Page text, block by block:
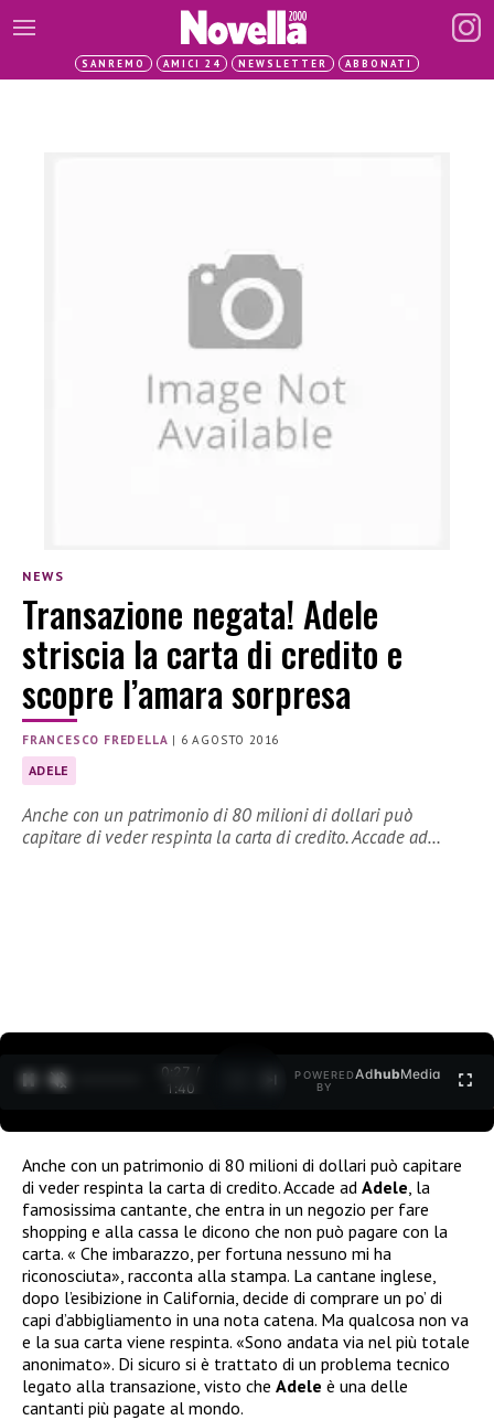
SANREMO AMICI 24 NEWSLETTER ABBONATI
NEWS
Transazione negata! Adele
striscia la carta di credito e
scopre l’amara sorpresa
FRANCESCO FREDELLA | 6 AGOSTO 2016
ADELE
Anche con un patrimonio di 80 milioni di dollari può
capitare di veder respinta la carta di credito. Accade ad…
0:27 /
1:40
POWERED
BY
AdhubMedia
Anche con un patrimonio di 80 milioni di dollari può capitare
di veder respinta la carta di credito. Accade ad Adele , la
famosissima cantante, che entra in un negozio per fare
shopping e alla cassa le dicono che non può pagare con la
carta. « Che imbarazzo, per fortuna nessuno mi ha
riconosciuta», racconta alla stampa. La cantane inglese,
dopo l’esibizione in California, decide di comprare un po’ di
capi d’abbigliamento in una nota catena. Ma qualcosa non va
e la sua carta viene respinta. «Sono andata via nel più totale
anonimato». Di sicuro si è trattato di un problema tecnico
legato alla transazione, visto che Adele è una delle
cantanti più pagate al mondo.